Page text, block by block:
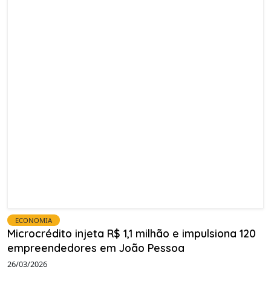
ECONOMIA
Microcrédito injeta R$ 1,1 milhão e impulsiona 120
empreendedores em João Pessoa
26/03/2026